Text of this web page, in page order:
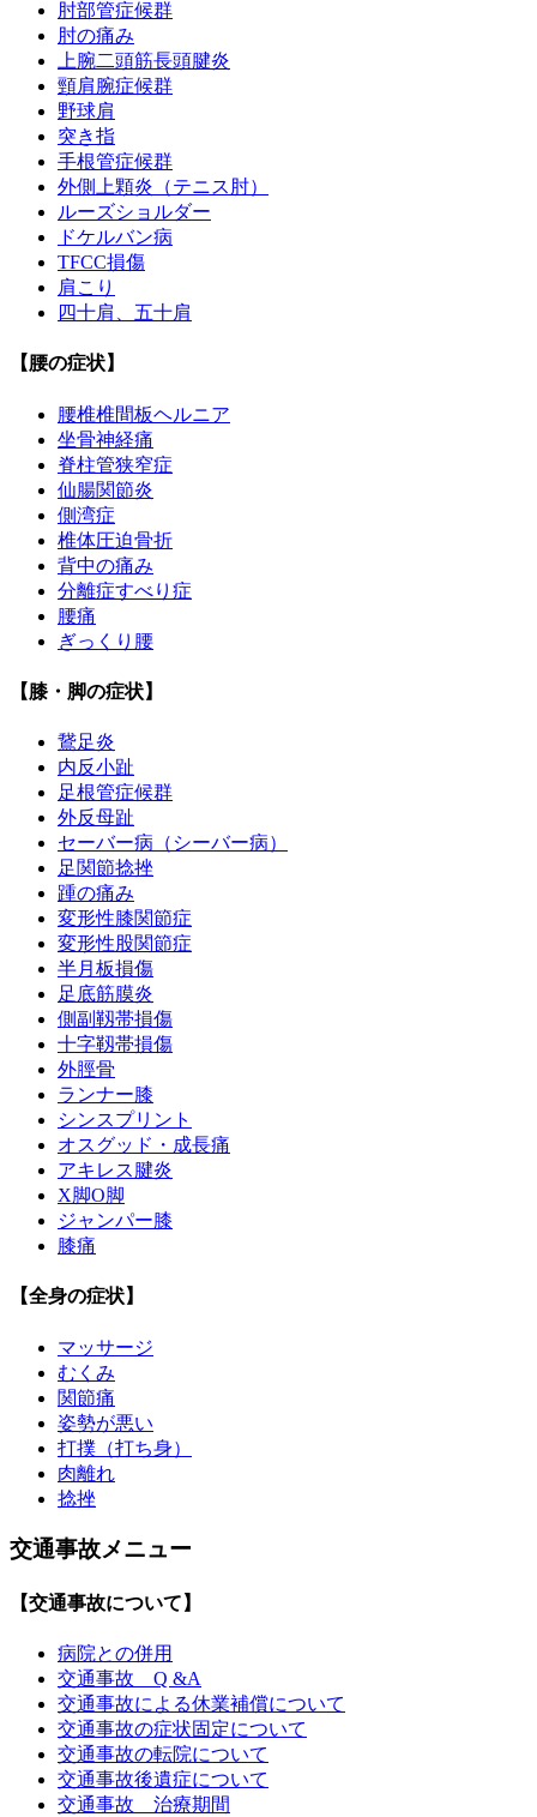
肘部管症候群
肘の痛み
上腕二頭筋長頭腱炎
頸肩腕症候群
野球肩
突き指
手根管症候群
外側上顆炎（テニス肘）
ルーズショルダー
ドケルバン病
TFCC損傷
肩こり
四十肩、五十肩
【腰の症状】
腰椎椎間板ヘルニア
坐骨神経痛
脊柱管狭窄症
仙腸関節炎
側湾症
椎体圧迫骨折
背中の痛み
分離症すべり症
腰痛
ぎっくり腰
【膝・脚の症状】
鵞足炎
内反小趾
足根管症候群
外反母趾
セーバー病（シーバー病）
足関節捻挫
踵の痛み
変形性膝関節症
変形性股関節症
半月板損傷
足底筋膜炎
側副靱帯損傷
十字靱帯損傷
外脛骨
ランナー膝
シンスプリント
オスグッド・成長痛
アキレス腱炎
X脚O脚
ジャンパー膝
膝痛
【全身の症状】
マッサージ
むくみ
関節痛
姿勢が悪い
打撲（打ち身）
肉離れ
捻挫
交通事故メニュー
【交通事故について】
病院との併用
交通事故 Q &A
交通事故による休業補償について
交通事故の症状固定について
交通事故の転院について
交通事故後遺症について
交通事故 治療期間